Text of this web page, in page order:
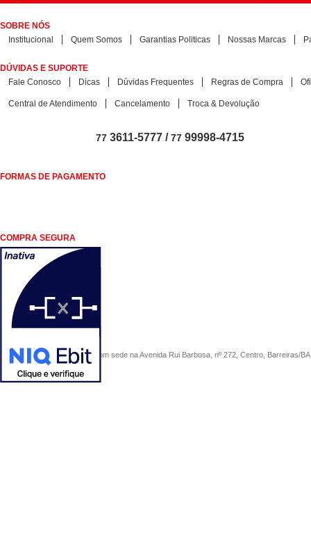
SOBRE NÓS
Institucional
Quem Somos Garantias Politicas Nossas Marcas
DÚVIDAS E SUPORTE
Fale Conosco
Dicas Dúvidas Frequentes Regras de Compra
Central de Atendimento Cancelamento Troca & Devolução
77 3611-5777 /77 99998-4715
FORMAS DE PAGAMENTO
COMPRA SEGURA
COMERCIAL SÃO PAULO, com sede na Avenida Rui Barbosa, nº 272, Centro, Barreiras/